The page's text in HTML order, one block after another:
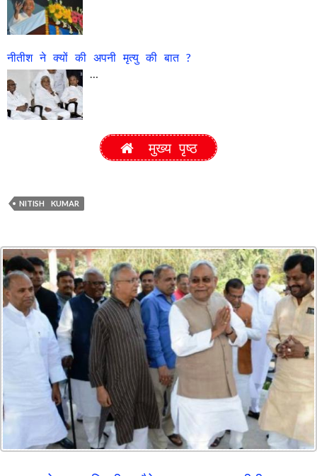
नीतीश ने क्यों की अपनी मृत्यु की बात ?
…
मुख्य पृष्ठ
NITISH KUMAR